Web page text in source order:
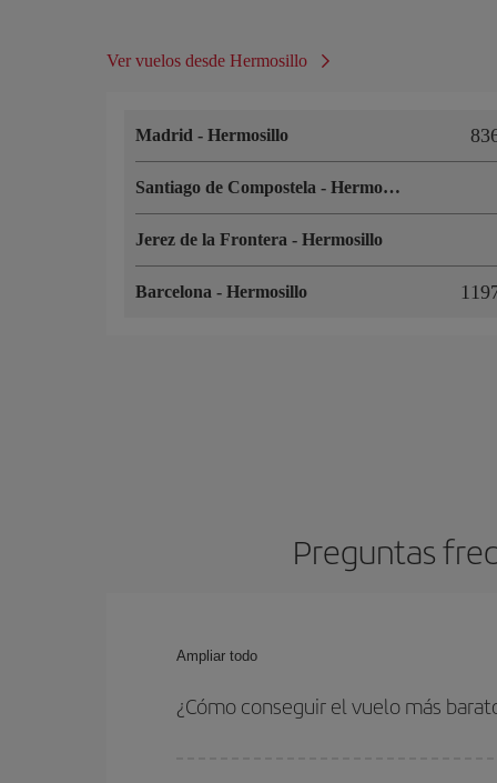
Ver vuelos desde Hermosillo
Madrid - Hermosillo
Santiago de Compostela - Hermosillo
Jerez de la Frontera - Hermosillo
Barcelona - Hermosillo
Preguntas
Ampliar todo
¿Cómo conseguir el vuelo más